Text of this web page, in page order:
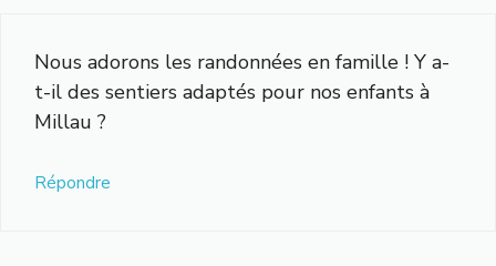
Nous adorons les randonnées en famille ! Y a-
t-il des sentiers adaptés pour nos enfants à
Millau ?
Répondre